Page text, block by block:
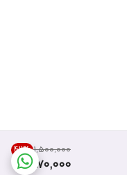
۱٬۵۰۰٬۰۰۰ 42%
870,000